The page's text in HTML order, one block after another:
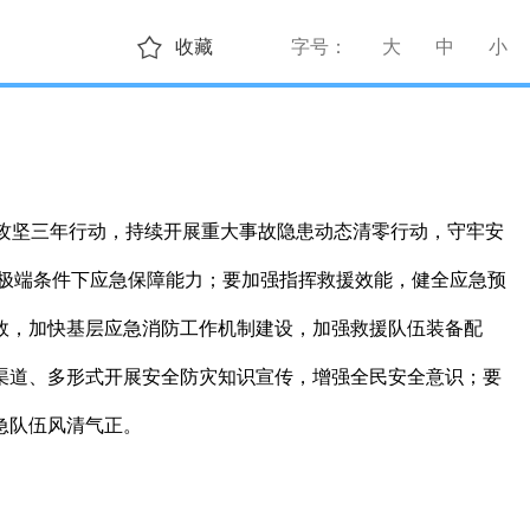
字号： 大 中 小
收藏
三年行动，持续开展重大事故隐患动态清零行动，守牢安
条件下应急保障能力；要加强指挥救援效能，健全应急预
加快基层应急消防工作机制建设，加强救援队伍装备配
、多形式开展安全防灾知识宣传，增强全民安全意识；要
伍风清气正。